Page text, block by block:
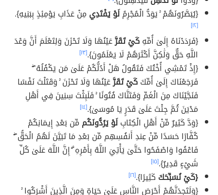
{يُبَصَّرُونَهُمْ ۚ يَوَدُّ الْمُجْرِمُلَوْيَفْتَدِي مِنْ عَذَابِ يَوْمِئِذٍ بِبَنِيهِ}.
[١٢]
{فَرَدَدْنَاهُ إِلَىٰ أُمِّهِكَيْ تَقَرَّعَيْنُهَا وَلَا تَحْزَنَ وَلِتَعْلَمَ أَنَّ وَعْدَ
اللَّهِ حَقٌّ وَلَٰكِنَّ أَكْثَرَهُمْ لَا يَعْلَمُونَ}.[١٣]
{إِذْ تَمْشِي أُخْتُكَ فَتَقُولُ هَلْ أَدُلُّكُمْ عَلَىٰ مَن يَكْفُلُهُ ۖ
فَرَجَعْنَاكَ إِلَىٰ أُمِّكَكَيْ تَقَرَّعَيْنُهَا وَلَا تَحْزَنَ ۚ وَقَتَلْتَ نَفْسًا
فَنَجَّيْنَاكَ مِنَ الْغَمِّ وَفَتَنَّاكَ فُتُونًا ۚ فَلَبِثْتَ سِنِينَ فِي أَهْلِ
مَدْيَنَ ثُمَّ جِئْتَ عَلَىٰ قَدَرٍ يَا مُوسَىٰ}.[١٤]
{وَدَّ كَثِيرٌ مِّنْ أَهْلِ الْكِتَابِلَوْيَرُدُّونَكُم مِّن بَعْدِ إِيمَانِكُمْ
كُفَّارًا حَسَدًا مِّنْ عِندِ أَنفُسِهِم مِّن بَعْدِ مَا تَبَيَّنَ لَهُمُ الْحَقُّ ۖ
فَاعْفُوا وَاصْفَحُوا حَتَّىٰ يَأْتِيَ اللَّهُ بِأَمْرِهِ ۗ إِنَّ اللَّهَ عَلَىٰ كُلِّ
شَيْءٍ قَدِيرٌ}.[١٥]
{كَيْ نُسَبِّحَكَ كَثِيرًا}.[١٦]
{وَلَتَجِدَنَّهُمْ أَحْرَصَ النَّاسِ عَلَىٰ حَيَاةٍ وَمِنَ الَّذِينَ أَشْرَكُوا ۚ